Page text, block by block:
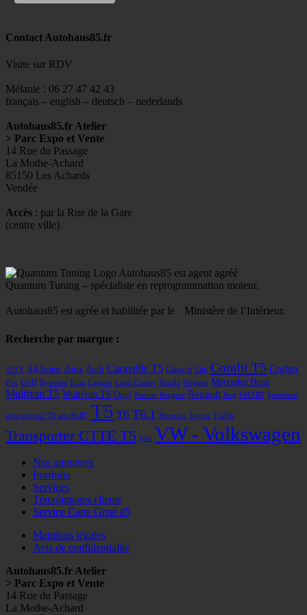
Contact Autohaus85.fr
Visite sur RDV
Mélanie : 06 27 47 42 43
français – english – deutsch – nederlands
Autohaus85.fr Atelier
> Parc Expo et Vente
14 Rue du Passage
La Mothe-Achard
85150 Les Achards
Vendée
Accès : par la Rue de la Gare
(centre ville)
Autohaus85 est agent agréé
Quantum Tuning – spécialiste en reprogrammation moteur.
Autohaus85 est agrée et habilitée par le Ministère de l’Intérieur.
Recherche par marque :
323 F A4 Avant Astra Audi Caravelle T5 Classe A Clio Combi T5 Crafter
Fox Golf Hyundai Ibiza Laguna Land Cruiser Mazda Megane Mercedes Benz
Multivan T5 Multivan T6 Opel Partner Peugeot Renault Seat SMART Sportsvan
série spécial "70 ans Bulli" T5 T6 T6.1 Terracan Toyota Traffic
Transporter CTTE T5 Vito VW - Volkswagen
Nos annonces
Portfolio
Services
Témoignages clients
Service Carte Grise 85
Mentions légales
Avis de confidentialité
Autohaus85.fr Atelier
> Parc Expo et Vente
14 Rue du Passage
La Mothe-Achard